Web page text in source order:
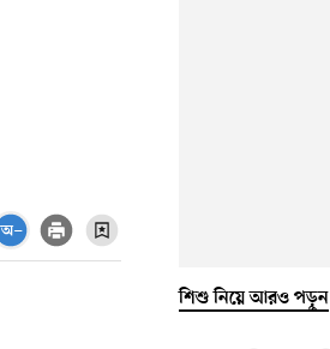
শিশু নিয়ে আরও পড়ুন